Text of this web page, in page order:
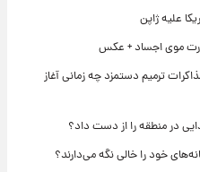
علیه ژاپن
موی اجساد + عکس
ترمیم دستمزد چه زمانی آغاز
در منطقه را از دست داد؟
خود را خالی نگه می‌دارند؟